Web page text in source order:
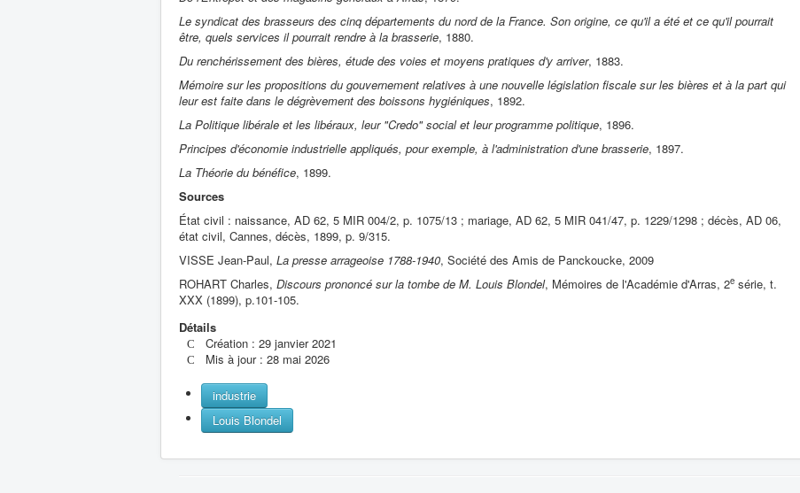
Le syndicat des brasseurs des cinq départements du nord de la France. Son origine, ce qu'il a été et ce qu'il pourrait
être, quels services il pourrait rendre à la brasserie, 1880.
Du renchérissement des bières, étude des voies et moyens pratiques d'y arriver, 1883.
Mémoire sur les propositions du gouvernement relatives à une nouvelle législation fiscale sur les bières et à la part qui
leur est faite dans le dégrèvement des boissons hygiéniques, 1892.
La Politique libérale et les libéraux, leur "Credo" social et leur programme politique, 1896.
Principes d'économie industrielle appliqués, pour exemple, à l'administration d'une brasserie, 1897.
La Théorie du bénéfice, 1899.
Sources
État civil : naissance, AD 62, 5 MIR 004/2, p. 1075/13 ; mariage, AD 62, 5 MIR 041/47, p. 1229/1298 ; décès, AD 06,
état civil, Cannes, décès, 1899, p. 9/315.
VISSE Jean-Paul, La presse arrageoise 1788-1940, Société des Amis de Panckoucke, 2009
ROHART Charles, Discours prononcé sur la tombe de M. Louis Blondel, Mémoires de l'Académie d'Arras, 2e série, t.
XXX (1899), p.101-105.
Détails
Création : 29 janvier 2021
Mis à jour : 28 mai 2026
industrie
Louis Blondel